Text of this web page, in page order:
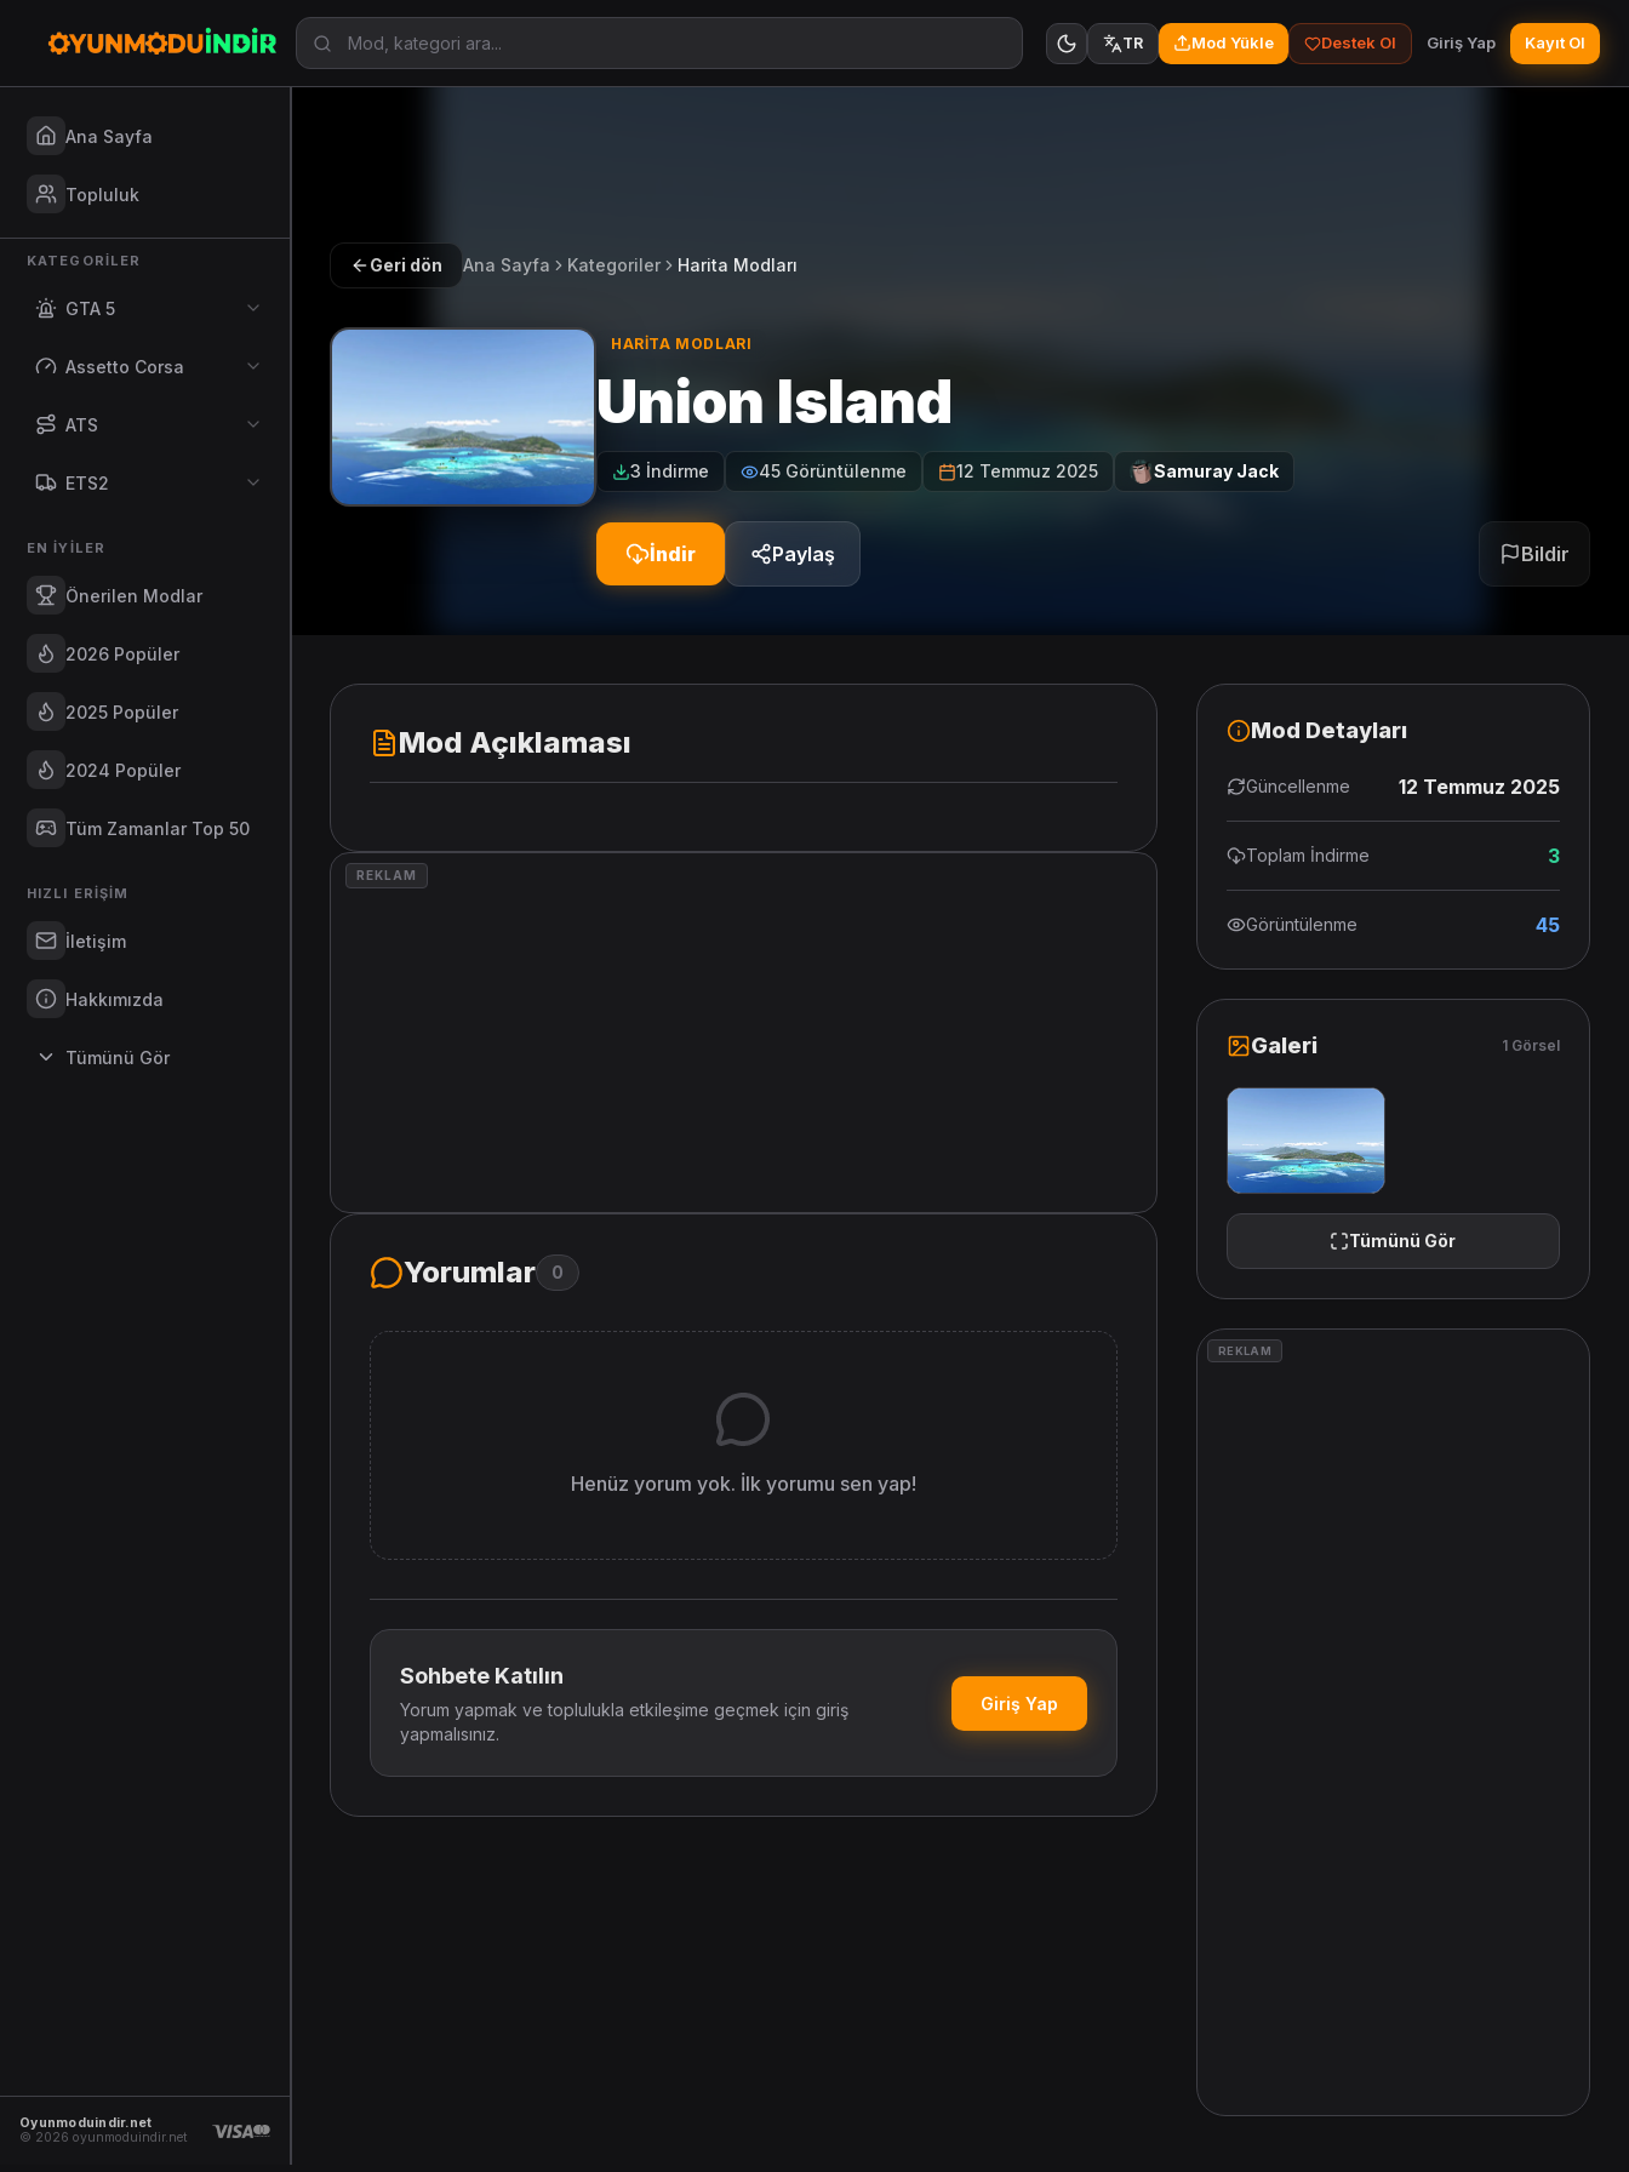
TR Mod Yükle Destek Ol Giriş Yap Kayıt Ol
Ana Sayfa
Topluluk
KATEGORILER
GTA 5
Assetto Corsa
ATS
ETS2
EN İYILER
Önerilen Modlar
2026 Popüler
2025 Popüler
2024 Popüler
Tüm Zamanlar Top 50
HIZLI ERIŞIM
İletişim
Hakkımızda
Tümünü Gör
Oyunmoduindir.net
© 2026 oyunmoduindir.net
Geri dön Ana Sayfa Kategoriler Harita Modları
HARITA MODLARI
Union Island
3 İndirme 45 Görüntülenme 12 Temmuz 2025 Samuray Jack
İndir Paylaş Bildir
Mod Açıklaması
REKLAM
Yorumlar 0
Henüz yorum yok. İlk yorumu sen yap!
Sohbete Katılın
Yorum yapmak ve toplulukla etkileşime geçmek için giriş
yapmalısınız.
Giriş Yap
Mod Detayları
Güncellenme 12 Temmuz 2025
Toplam İndirme 3
Görüntülenme 45
Galeri 1 Görsel
Tümünü Gör
REKLAM